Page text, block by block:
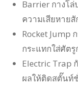
Barrier กางโ
ความเสียหาย
Rocket Jump
กระแทกใส่ศัต
Electric Trap
ผลให้ติดสตั๊นท์